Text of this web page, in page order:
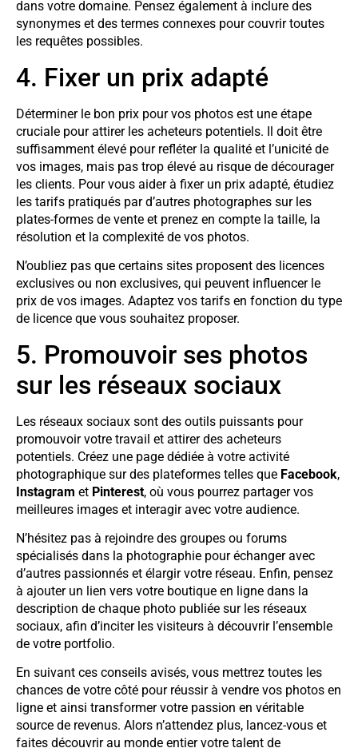
dans votre domaine. Pensez également à inclure des
synonymes et des termes connexes pour couvrir toutes
les requêtes possibles.
4. Fixer un prix adapté
Déterminer le bon prix pour vos photos est une étape
cruciale pour attirer les acheteurs potentiels. Il doit être
suffisamment élevé pour refléter la qualité et l’unicité de
vos images, mais pas trop élevé au risque de décourager
les clients. Pour vous aider à fixer un prix adapté, étudiez
les tarifs pratiqués par d’autres photographes sur les
plates-formes de vente et prenez en compte la taille, la
résolution et la complexité de vos photos.
N’oubliez pas que certains sites proposent des licences
exclusives ou non exclusives, qui peuvent influencer le
prix de vos images. Adaptez vos tarifs en fonction du type
de licence que vous souhaitez proposer.
5. Promouvoir ses photos
sur les réseaux sociaux
Les réseaux sociaux sont des outils puissants pour
promouvoir votre travail et attirer des acheteurs
potentiels. Créez une page dédiée à votre activité
photographique sur des plateformes telles que Facebook,
Instagram et Pinterest, où vous pourrez partager vos
meilleures images et interagir avec votre audience.
N’hésitez pas à rejoindre des groupes ou forums
spécialisés dans la photographie pour échanger avec
d’autres passionnés et élargir votre réseau. Enfin, pensez
à ajouter un lien vers votre boutique en ligne dans la
description de chaque photo publiée sur les réseaux
sociaux, afin d’inciter les visiteurs à découvrir l’ensemble
de votre portfolio.
En suivant ces conseils avisés, vous mettrez toutes les
chances de votre côté pour réussir à vendre vos photos en
ligne et ainsi transformer votre passion en véritable
source de revenus. Alors n’attendez plus, lancez-vous et
faites découvrir au monde entier votre talent de